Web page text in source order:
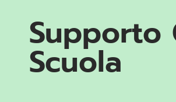
Supporto
Scuola